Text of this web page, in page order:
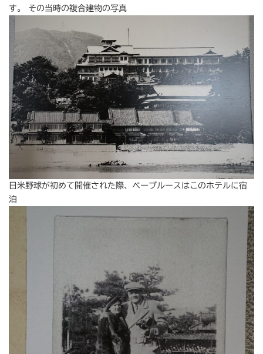
す。 その当時の複合建物の写真
日米野球が初めて開催された際、ベーブルースはこのホテルに宿
泊